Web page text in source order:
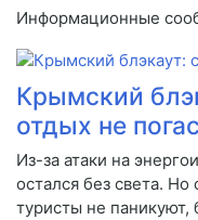
Информационные
Крымский
отдых не
Из-за атаки на
остался без света.
туристы не паникуют,